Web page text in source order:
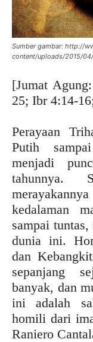
Sumber gambar: http://
content/uploads/2015/
[Jumat
25; Ibr 4:14-
Perayaan
Putih
menjadi
tahunnya.
kedalaman
sampai
dunia ini.
dan
sepanjang
banyak, dan
ini adalah
homili dari
Raniero